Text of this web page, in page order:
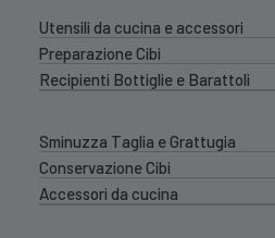
Utensili da cucina e accessori
Preparazione Cibi
Recipienti Bottiglie e Barattoli
Sminuzza Taglia e Grattugia
Conservazione Cibi
Accessori da cucina